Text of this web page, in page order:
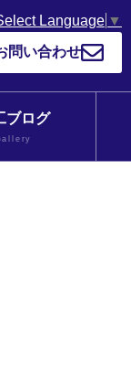
Language ▼
問い合わせ
ブログ